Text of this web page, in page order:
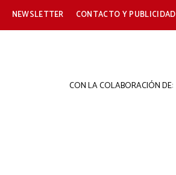
NEWSLETTER CONTACTO Y PUBLICIDAD
CON LA COLABORACIÓN DE: